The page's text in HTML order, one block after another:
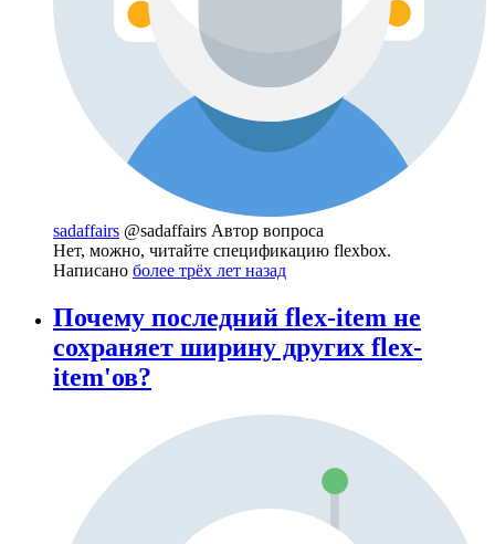
sadaffairs @sadaffairs Автор вопроса
Нет, можно, читайте спецификацию flexbox.
Написано более трёх лет назад
Почему последний flex-item не
сохраняет ширину других flex-
item'ов?